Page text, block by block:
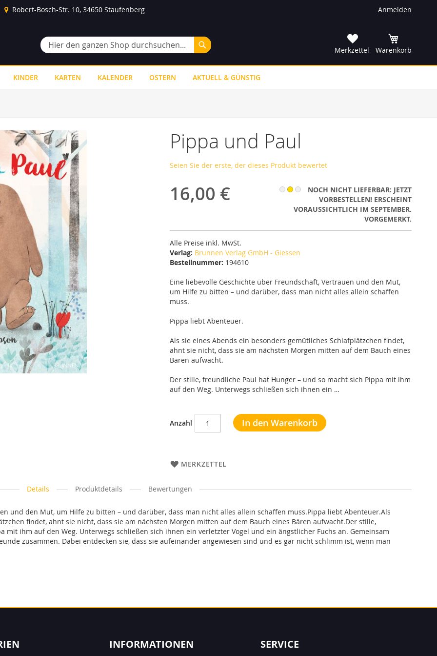
Anmelden
Robert-Bosch-Str. 10, 34650 Staufenberg
Suche
Suche
Merkzettel
Warenkorb
KINDER KARTEN KALENDER OSTERN AKTUELL & GÜNSTIG
Pippa und Paul
Seien Sie der erste, der dieses Produkt bewertet
16,00 €
NOCH NICHT LIEFERBAR: JETZT
VORBESTELLEN! ERSCHEINT
VORAUSSICHTLICH IM SEPTEMBER.
VORGEMERKT.
Alle Preise inkl. MwSt.
Verlag: Brunnen Verlag GmbH - Giessen
Bestellnummer: 194610
Eine liebevolle Geschichte über Freundschaft, Vertrauen und den Mut,
um Hilfe zu bitten – und darüber, dass man nicht alles allein schaffen
muss.
Pippa liebt Abenteuer.
Als sie eines Abends ein besonders gemütliches Schlafplätzchen findet,
ahnt sie nicht, dass sie am nächsten Morgen mitten auf dem Bauch eines
Bären aufwacht.
Der stille, freundliche Paul hat Hunger – und so macht sich Pippa mit ihm
auf den Weg. Unterwegs schließen sich ihnen ein …
Anzahl In den Warenkorb
MERKZETTEL
Details
und den Mut, um Hilfe zu bitten – und darüber, dass man nicht alles allein schaffen muss.Pippa liebt Abenteuer.Als
findet, ahnt sie nicht, dass sie am nächsten Morgen mitten auf dem Bauch eines Bären aufwacht.Der stille,
mit ihm auf den Weg. Unterwegs schließen sich ihnen ein verletzter Vogel und ein ängstlicher Fuchs an. Gemeinsam
zusammen. Dabei entdecken sie, dass sie aufeinander angewiesen sind und es gar nicht schlimm ist, wenn man
Produktdetails Bewertungen
INFORMATIONEN SERVICE